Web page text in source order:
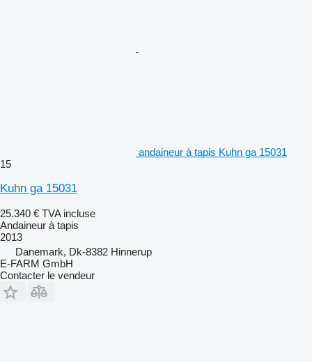
andaineur à tapis Kuhn ga 15031
15
Kuhn ga 15031
25.340 € TVA incluse
Andaineur à tapis
2013
Danemark, Dk-8382 Hinnerup
E-FARM GmbH
Contacter le vendeur